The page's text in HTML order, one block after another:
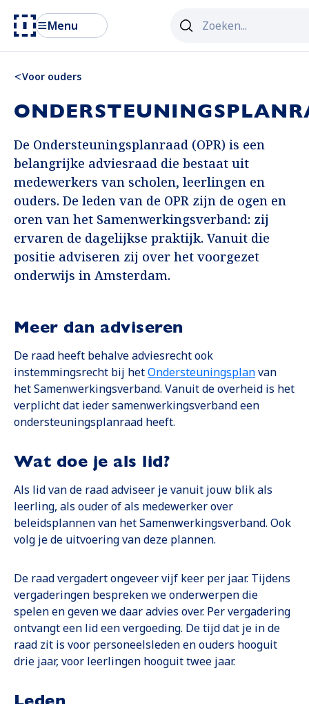
Menu
Zoekveld
Als er resultaten van
Voor ouders
De Ondersteuningsplanraad (OPR) is een
belangrijke adviesraad die bestaat uit
medewerkers van scholen, leerlingen en
ouders. De leden van de OPR zijn de ogen en
oren van het Samenwerkingsverband: zij
ervaren de dagelijkse praktijk. Vanuit die
positie adviseren zij over het voorgezet
onderwijs in Amsterdam.
Meer dan adviseren
De raad heeft behalve adviesrecht ook
instemmingsrecht bij hetOndersteuningsplanOpent in
van
het Samenwerkingsverband. Vanuit de overheid is het
verplicht dat ieder samenwerkingsverband een
ondersteuningsplanraad heeft.
Wat doe je als lid?
Als lid van de raad adviseer je vanuit jouw blik als
leerling, als ouder of als medewerker over
beleidsplannen van het Samenwerkingsverband. Ook
volg je de uitvoering van deze plannen.
De raad vergadert ongeveer vijf keer per jaar. Tijdens
vergaderingen bespreken we onderwerpen die
spelen en geven we daar advies over. Per vergadering
ontvangt een lid een vergoeding. De tijd dat je in de
raad zit is voor personeelsleden en ouders hooguit
drie jaar, voor leerlingen hooguit twee jaar.